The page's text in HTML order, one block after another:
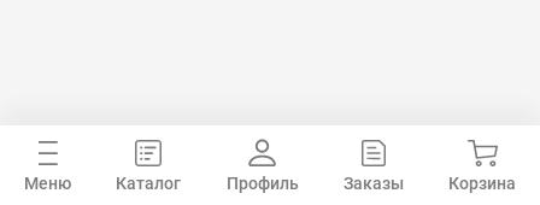
Меню Каталог Профиль Заказы Корзина